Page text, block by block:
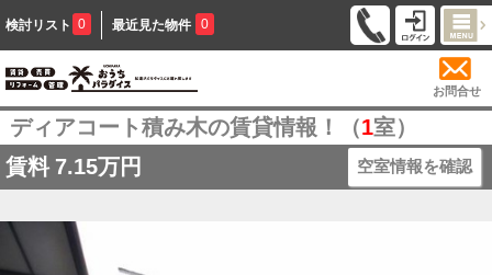
検討リスト 0 最近見た物件 0
お問合せ
ディアコート積み木の賃貸情報！（1室）
賃料 7.15万円 空室情報を確認